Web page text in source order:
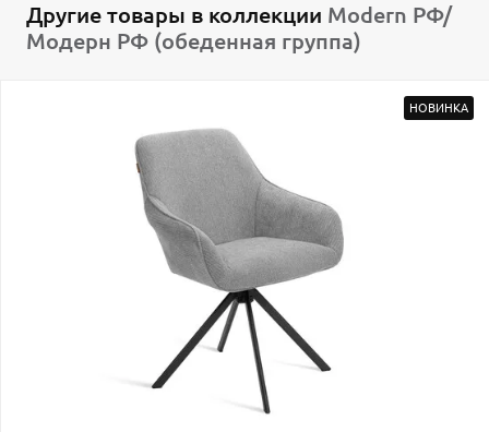
Другие товары в коллекции Modern РФ/
Модерн РФ (обеденная группа)
НОВИНКА